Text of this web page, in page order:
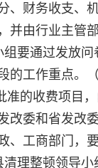
、财务收支、
并由行业主管
要通过发放
的工作重点。
准的收费项目
改委和省发改
、工商部门，
理整顿领导